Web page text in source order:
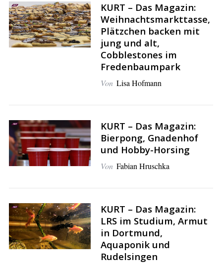
KURT – Das Magazin:
Weihnachtsmarkttasse,
Plätzchen backen mit
jung und alt,
Cobblestones im
Fredenbaumpark
Von Lisa Hofmann
KURT – Das Magazin:
Bierpong, Gnadenhof
und Hobby-Horsing
Von Fabian Hruschka
KURT – Das Magazin:
LRS im Studium, Armut
in Dortmund,
Aquaponik und
Rudelsingen